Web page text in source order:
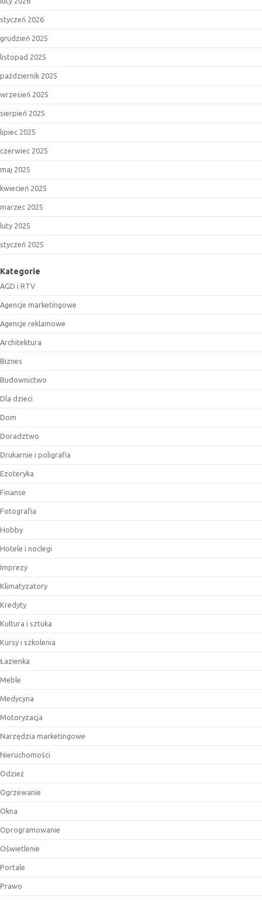
styczeń 2026
grudzień 2025
listopad 2025
październik 2025
wrzesień 2025
sierpień 2025
lipiec 2025
czerwiec 2025
maj 2025
kwiecień 2025
marzec 2025
luty 2025
styczeń 2025
Kategorie
AGD i RTV
Agencje marketingowe
Agencje reklamowe
Architektura
Biznes
Budownictwo
Dla dzieci
Dom
Doradztwo
Drukarnie i poligrafia
Ezoteryka
Finanse
Fotografia
Hobby
Hotele i noclegi
Imprezy
Klimatyzatory
Kredyty
Kultura i sztuka
Kursy i szkolenia
Łazienka
Meble
Medycyna
Motoryzacja
Narzędzia marketingowe
Nieruchomości
Odzież
Ogrzewanie
Okna
Oprogramowanie
Oświetlenie
Portale
Prawo